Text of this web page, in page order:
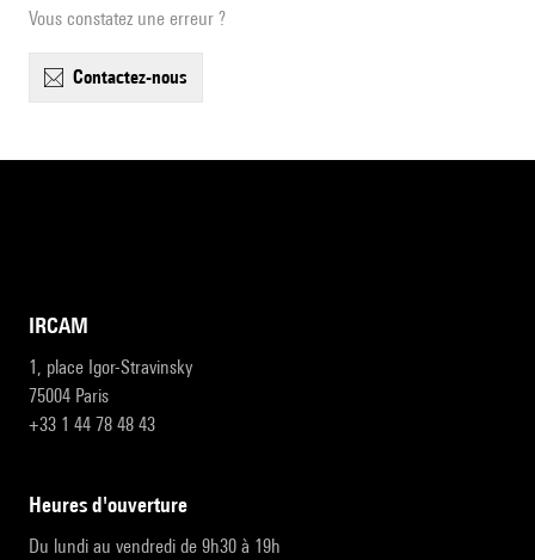
Vous constatez une erreur ?
contactez-nous
IRCAM
1, place Igor-Stravinsky
75004 Paris
+33 1 44 78 48 43
heures d'ouverture
Du lundi au vendredi de 9h30 à 19h